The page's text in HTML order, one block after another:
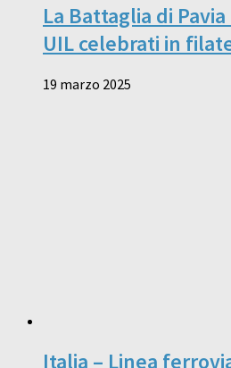
La Battaglia di
UIL celebrati in
19 marzo 2025
Italia – Linea